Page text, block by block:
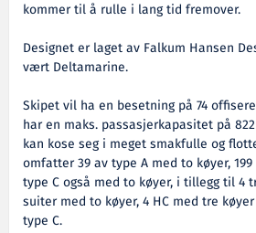
kommer til å rulle i lang tid fremover.
Designet er laget av Falkum Hansen
vært Deltamarine.
Skipet vil ha en besetning på 74
har en maks. passasjerkapasitet på
kan kose seg i meget smakfulle og
omfatter 39 av type A med to køyer,
type C også med to køyer, i tillegg til 4
suiter med to køyer, 4 HC med tre
type C.